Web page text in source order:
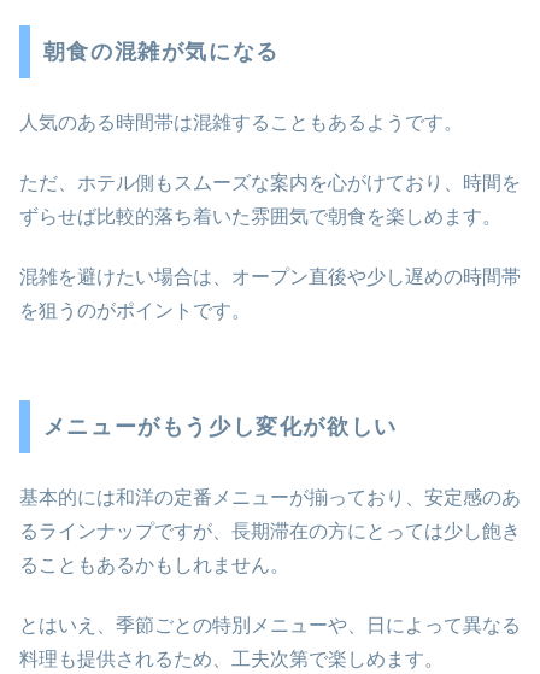
朝食の混雑が気になる
人気のある時間帯は混雑することもあるようです。
ただ、ホテル側もスムーズな案内を心がけており、時間を
ずらせば比較的落ち着いた雰囲気で朝食を楽しめます。
混雑を避けたい場合は、オープン直後や少し遅めの時間帯
を狙うのがポイントです。
メニューがもう少し変化が欲しい
基本的には和洋の定番メニューが揃っており、安定感のあ
るラインナップですが、長期滞在の方にとっては少し飽き
ることもあるかもしれません。
とはいえ、季節ごとの特別メニューや、日によって異なる
料理も提供されるため、工夫次第で楽しめます。